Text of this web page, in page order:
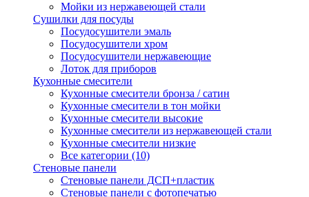
Мойки из нержавеющей стали
Сушилки для посуды
Посудосушители эмаль
Посудосушители хром
Посудосушители нержавеющие
Лоток для приборов
Кухонные смесители
Кухонные смесители бронза / сатин
Кухонные смесители в тон мойки
Кухонные смесители высокие
Кухонные смесители из нержавеющей стали
Кухонные смесители низкие
Все категории (10)
Стеновые панели
Стеновые панели ДСП+пластик
Стеновые панели с фотопечатью